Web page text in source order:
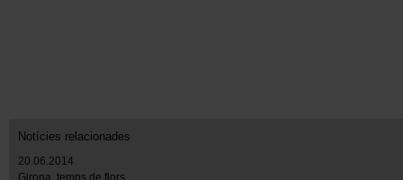
Notícies relacionades
20.06.2014
Girona, temps de flors